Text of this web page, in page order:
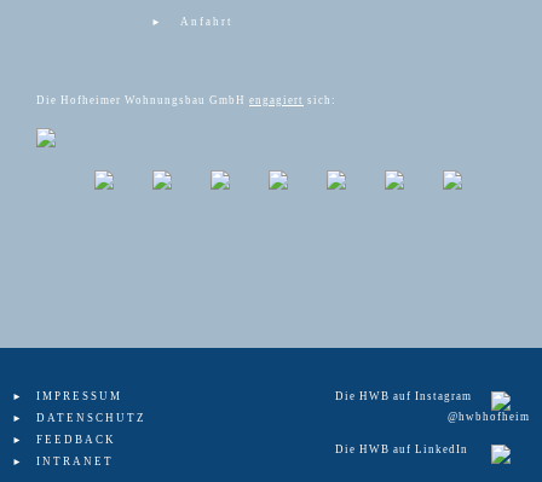
Anfahrt
Die Hofheimer Wohnungsbau GmbH engagiert sich:
Die HWB auf Instagram
@hwbhofheim
Die HWB auf LinkedIn
IMPRESSUM
DATENSCHUTZ
FEEDBACK
INTRANET